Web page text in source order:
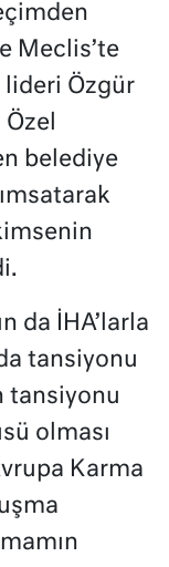
Meclis’te
lideri Özgür
belediye
da İHA’larla
tansiyonu
tansiyonu
olması
Karma